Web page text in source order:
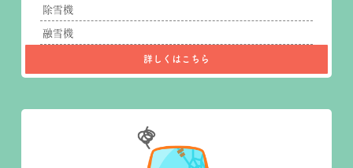
除雪機
融雪機
詳しくはこちら